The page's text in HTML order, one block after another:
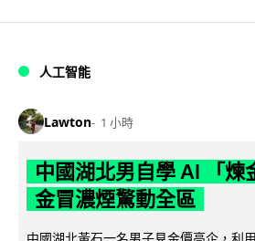
人工智能
Lawton 1 小時
中國湖北男自學 AI 「煉
金冒濃煙驚動全區